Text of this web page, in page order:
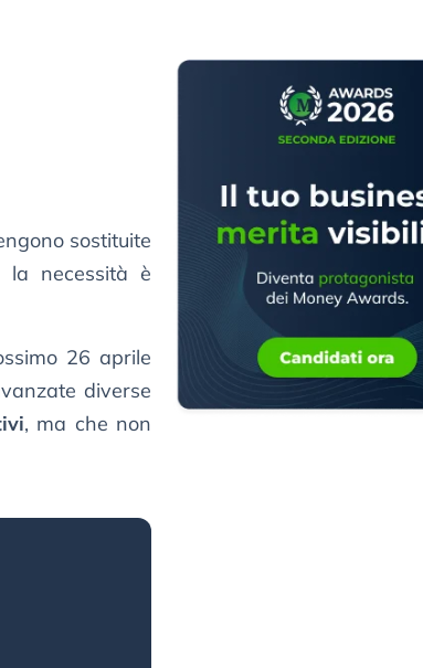
sostituite
la necessità è
26 aprile
diverse
, ma che non